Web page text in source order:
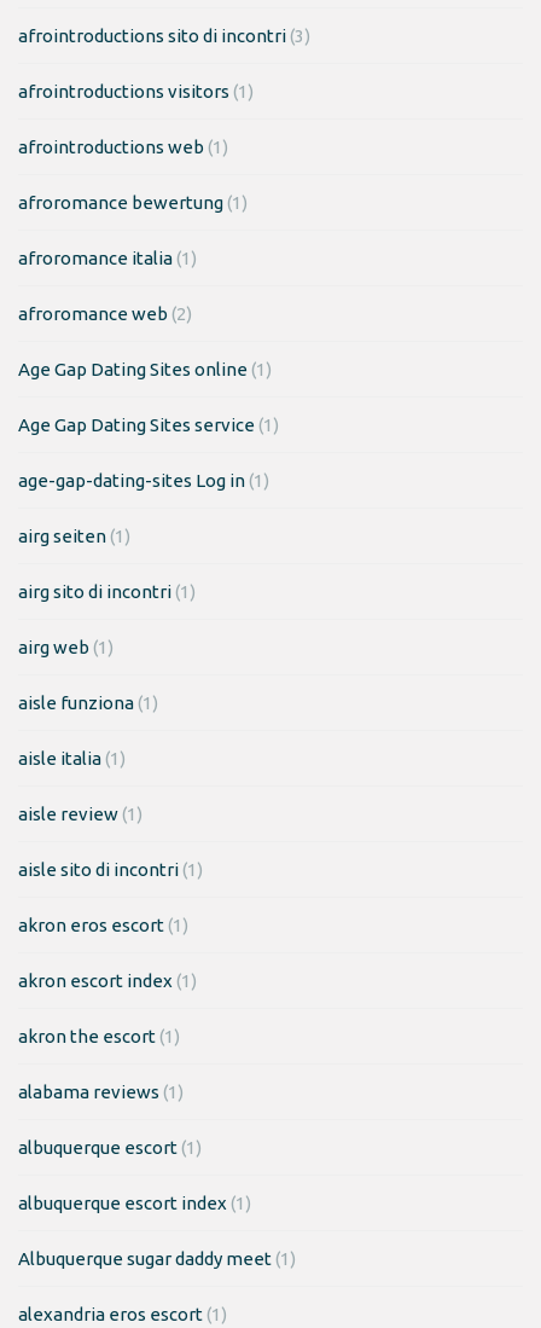
afrointroductions sito di incontri(3)
afrointroductions visitors (1)
afrointroductions web (1)
afroromance bewertung(1)
afroromance italia(1)
afroromance web (2)
Age Gap Dating Sites online(1)
Age Gap Dating Sites service(1)
age-gap-dating-sites Log in(1)
airg seiten(1)
airg sito di incontri(1)
airg web (1)
aisle funziona(1)
aisle italia(1)
aisle review(1)
aisle sito di incontri(1)
akron eros escort(1)
akron escort index (1)
akron the escort(1)
alabama reviews (1)
albuquerque escort(1)
albuquerque escort index (1)
Albuquerque sugar daddy meet(1)
alexandria eros escort(1)